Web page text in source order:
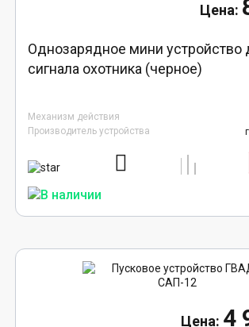
Однозарядное мини устройство
сигнала охотника (черное)
Механизм действия
Производитель устройства
4